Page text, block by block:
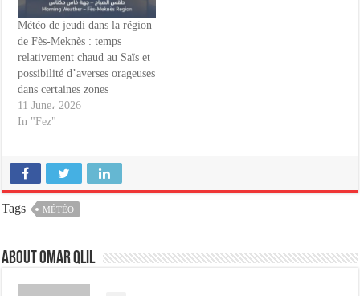
Météo de jeudi dans la région
de Fès-Meknès : temps
relativement chaud au Saïs et
possibilité d’averses orageuses
dans certaines zones
11 June، 2026
In "Fez"
Tags MÉTÉO
About omar qlil